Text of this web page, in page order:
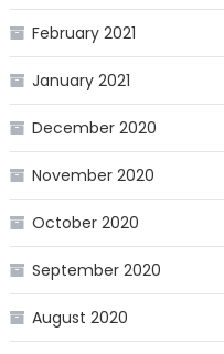
February 2021
January 2021
December 2020
November 2020
October 2020
September 2020
August 2020